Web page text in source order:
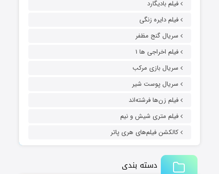
فیلم بادیگارد
فیلم دایره زنگی
سریال گنج مظفر
فیلم اخراجی ها ۱
سریال بازی مرکب
سریال پوست شیر
فیلم زن‌ها فرشته‌اند
فیلم متری شیش و نیم
کالکشن فیلم‌های هری پاتر
دسته بندی